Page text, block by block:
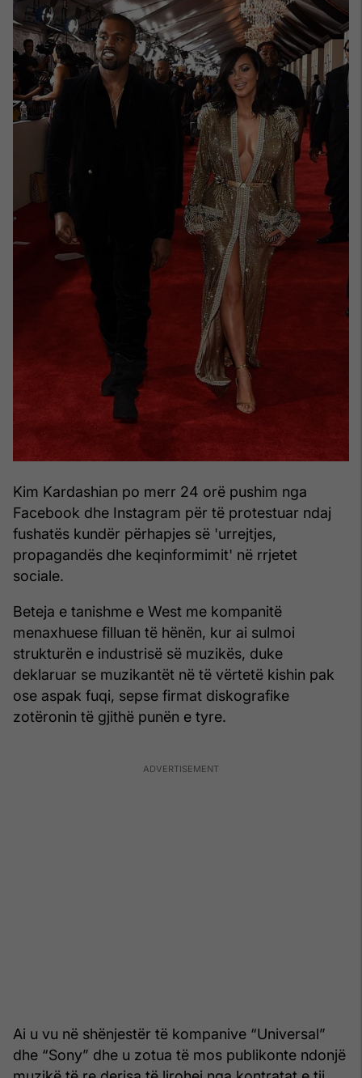
Kim Kardashian po merr 24 orë pushim nga
Facebook dhe Instagram për të protestuar ndaj
fushatës kundër përhapjes së 'urrejtjes,
propagandës dhe keqinformimit' në rrjetet
sociale.
Beteja e tanishme e West me kompanitë
menaxhuese filluan të hënën, kur ai sulmoi
strukturën e industrisë së muzikës, duke
deklaruar se muzikantët në të vërtetë kishin pak
ose aspak fuqi, sepse firmat diskografike
zotëronin të gjithë punën e tyre.
Ai u vu në shënjestër të kompanive “Universal”
dhe “Sony” dhe u zotua të mos publikonte ndonjë